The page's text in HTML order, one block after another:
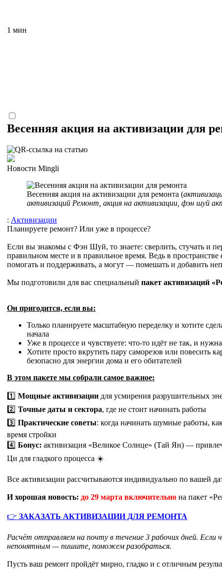
1 мин
Весенняя акция на активизации для
Новости Mingli
Весенняя акция на активизации для ремонта (
активизаций Ремонт, акция на активизации, фэн шуй
: Активизации
Планируете ремонт? Или уже в процессе?
Если вы знакомы с Фэн Шуй, то знаете: сверлить, стучать и
правильном месте и в правильное время. Ведь в пространстве
помогать и поддерживать, а могут — помешать и добавить
Мы подготовили для вас специальный пакет активизаций
Он пригодится, если вы:
Только планируете масштабную переделку и хотите
начала
Уже в процессе и чувствуете: что-то идёт не так, и
Хотите просто вкрутить пару саморезов или повесить
безопасно для энергии дома и его обитателей
В этом пакете мы собрали самое важное:
1️⃣ Мощные активизации для усмирения разрушительных
2️⃣ Точные даты и сектора, где не стоит начинать работы
3️⃣ Практические советы: когда начинать шумные работы,
время стройки
4️⃣ Бонус: активизация «Великое Солнце» (Тай Ян) —
Ци для гладкого процесса ☀️
Все активизации рассчитываются индивидуально по вашей
И хорошая новость: до 29 марта включительно на пакет
👉 ЗАКАЗАТЬ АКТИВИЗАЦИИ ДЛЯ РЕМОНТА
Расчёт отправляем на почту в течение 3 рабочих дней.
непонятным — пишите, поможем разобраться.
Пусть ваш ремонт пройдёт мирно, гладко и с отличным